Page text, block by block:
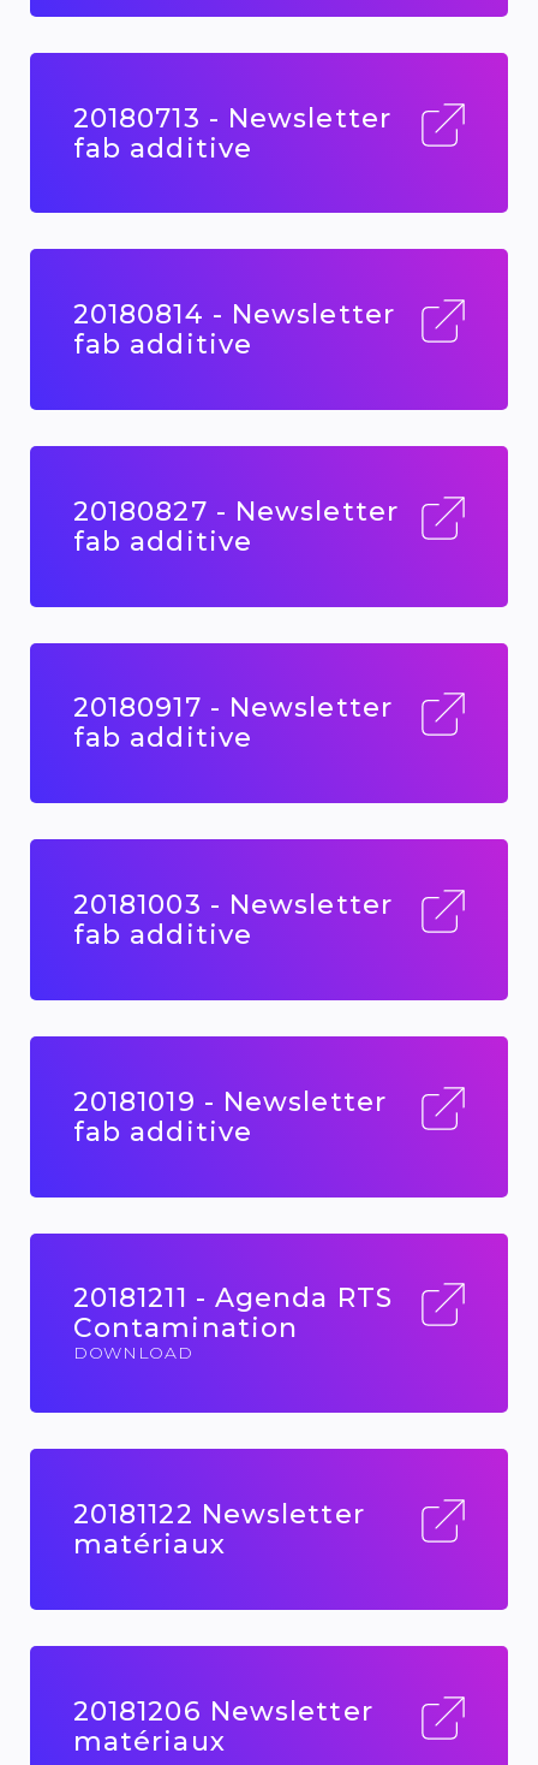
20180713 - Newsletter
fab additive
20180814 - Newsletter
fab additive
20180827 - Newsletter
fab additive
20180917 - Newsletter
fab additive
20181003 - Newsletter
fab additive
20181019 - Newsletter
fab additive
20181211 - Agenda RTS
Contamination
DOWNLOAD
20181122 Newsletter
matériaux
20181206 Newsletter
matériaux